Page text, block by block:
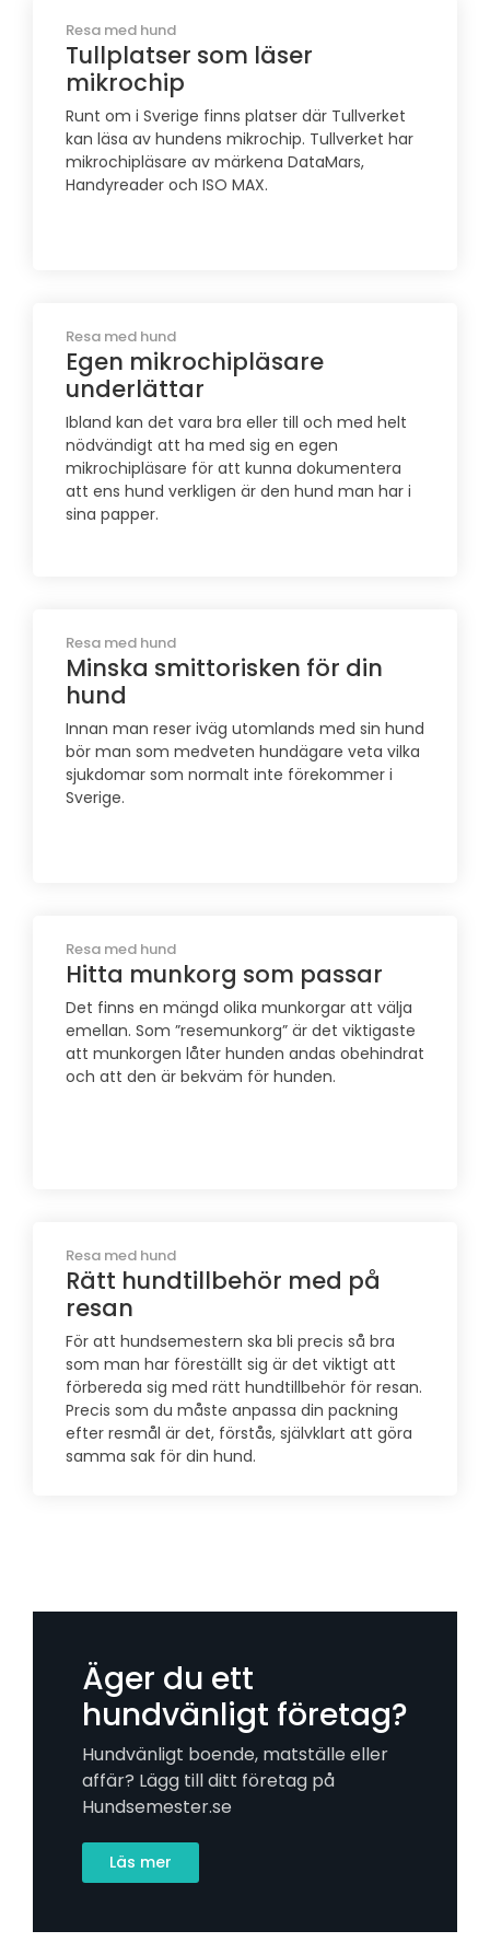
Resa med hund
Tullplatser som läser
mikrochip
Runt om i Sverige finns platser där Tullverket
kan läsa av hundens mikrochip. Tullverket har
mikrochipläsare av märkena DataMars,
Handyreader och ISO MAX.
Resa med hund
Egen mikrochipläsare
underlättar
Ibland kan det vara bra eller till och med helt
nödvändigt att ha med sig en egen
mikrochipläsare för att kunna dokumentera
att ens hund verkligen är den hund man har i
sina papper.
Resa med hund
Minska smittorisken för din
hund
Innan man reser iväg utomlands med sin hund
bör man som medveten hundägare veta vilka
sjukdomar som normalt inte förekommer i
Sverige.
Resa med hund
Hitta munkorg som passar
Det finns en mängd olika munkorgar att välja
emellan. Som ”resemunkorg” är det viktigaste
att munkorgen låter hunden andas obehindrat
och att den är bekväm för hunden.
Resa med hund
Rätt hundtillbehör med på
resan
För att hundsemestern ska bli precis så bra
som man har föreställt sig är det viktigt att
förbereda sig med rätt hundtillbehör för resan.
Precis som du måste anpassa din packning
efter resmål är det, förstås, självklart att göra
samma sak för din hund.
Äger du ett
hundvänligt företag?
Hundvänligt boende, matställe eller
affär? Lägg till ditt företag på
Hundsemester.se
Läs mer